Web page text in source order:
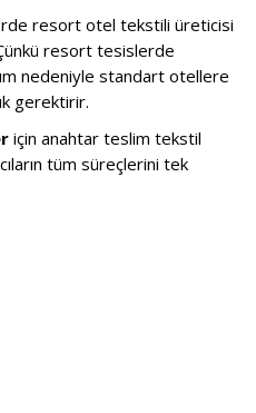
resort otel tekstili üreticisi
resort tesislerde
nedeniyle standart otellere
gerektirir.
için anahtar teslim tekstil
tüm süreçlerini tek